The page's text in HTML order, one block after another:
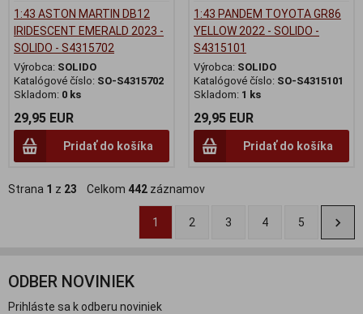
1:43 ASTON MARTIN DB12
IRIDESCENT EMERALD 2023 -
SOLIDO - S4315702
Výrobca: SOLIDO
Katalógové číslo: SO-S4315702
Skladom: 0 ks
29,95 EUR
Pridať do košíka
1:43 PANDEM TOYOTA GR86
YELLOW 2022 - SOLIDO -
S4315101
Výrobca: SOLIDO
Katalógové číslo: SO-S4315101
Skladom: 1 ks
29,95 EUR
Pridať do košíka
Strana 1 z 23 Celkom 442 záznamov
1 2 3 4 5
ODBER NOVINIEK
Prihláste sa k odberu noviniek